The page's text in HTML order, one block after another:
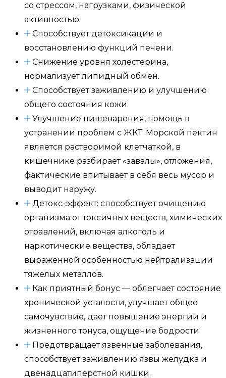
со стрессом, нагрузками, физической
активностью.
Способствует детоксикации и
восстановлению функций печени.
Снижение уровня холестерина,
нормализует липидный обмен.
Способствует заживлению и улучшению
общего состояния кожи.
Улучшение пищеварения, помощь в
устранении проблем с ЖКТ. Морской пектин
является растворимой клетчаткой, в
кишечнике разбирает «завалы», отложения,
фактические впитывает в себя весь мусор и
выводит наружу.
Детокс-эффект: способствует очищению
организма от токсичных веществ, химических
отравлений, включая алкоголь и
наркотические вещества, обладает
выраженной особенностью нейтрализации
тяжелых металлов.
Как приятный бонус — облегчает состояние
хронической усталости, улучшает общее
самочувствие, дает повышение энергии и
жизненного тонуса, ощущение бодрости.
Предотвращает язвенные заболевания,
способствует заживлению язвы желудка и
двенадцатиперстной кишки.